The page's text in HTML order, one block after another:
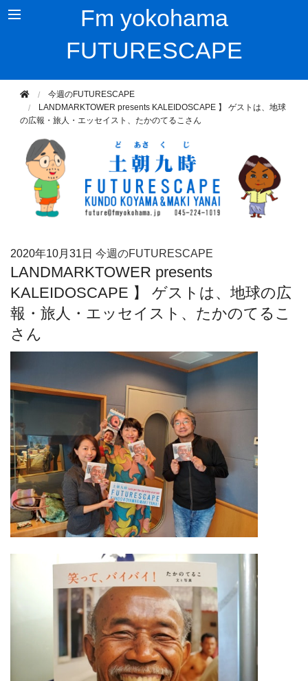
Fm yokohama
FUTURESCAPE
今週のFUTURESCAPE
LANDMARKTOWER presents KALEIDOSCAPE 】 ゲストは、地球
の広報・旅人・エッセイスト、たかのてるこさん
2020年10月31日 今週のFUTURESCAPE
LANDMARKTOWER presents
KALEIDOSCAPE 】 ゲストは、地球の広
報・旅人・エッセイスト、たかのてるこ
さん